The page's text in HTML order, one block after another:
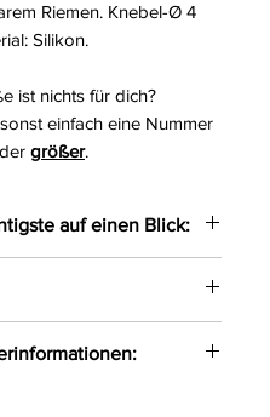
Riemen. Knebel-Ø 4
Silikon.
ist nichts für dich?
einfach eine Nummer
größer.
auf einen Blick:
mit Luftlöchern
verstellbar